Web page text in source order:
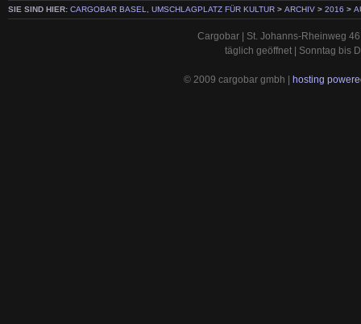
SIE SIND HIER: CARGOBAR BASEL, UMSCHLAGPLATZ FÜR KULTUR > ARCHIV > 2016 >
Cargobar | St. Johanns-Rheinweg
täglich geöffnet | Sonntag bis
© 2009 cargobar gmbh | hosting